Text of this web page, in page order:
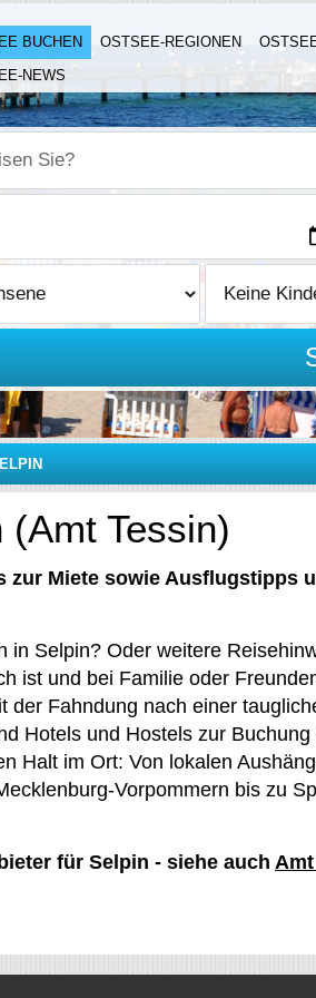
BUCHEN OSTSEE-REGIONEN
NEWS
Sie?
Tessin)
zur Miete sowie Ausflugstipps
in Selpin? Oder weitere
ist und bei Familie oder
der Fahndung nach einer
Hotels und Hostels zur Buchung
Halt im Ort: Von lokalen
Vorpommern bis zu
für Selpin - siehe auch